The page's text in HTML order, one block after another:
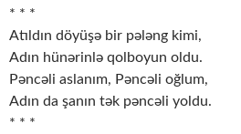
* * *
Atıldın döyüşə bir pələng kimi,
Adın hünərinlə qolboyun oldu.
Pəncəli aslanım, Pəncəli oğlum,
Adın da şanın tək pəncəli yoldu.
* * *